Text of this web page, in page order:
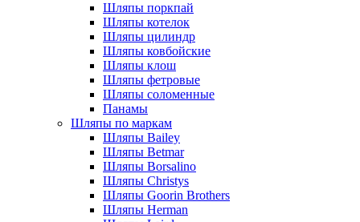
Шляпы поркпай
Шляпы котелок
Шляпы цилиндр
Шляпы ковбойские
Шляпы клош
Шляпы фетровые
Шляпы соломенные
Панамы
Шляпы по маркам
Шляпы Bailey
Шляпы Betmar
Шляпы Borsalino
Шляпы Christys
Шляпы Goorin Brothers
Шляпы Herman